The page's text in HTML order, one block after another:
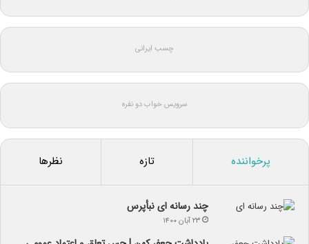
چسب ایرانی
سرویس خواب دو نفره
پرخواننده تازه نظرها
چند رسانه ای نبأپرس
۲۳ آبان ۱۴۰۰